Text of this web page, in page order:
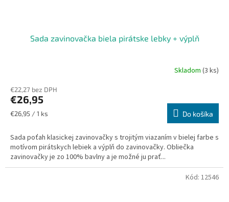
Sada zavinovačka biela pirátske lebky + výplň
Skladom (3 ks)
€22,27 bez DPH
€26,95
Jednotková
€26,95 / 1 ks Do košíka
Sada poťah klasickej zavinovačky s trojitým viazaním v bielej farbe s
motívom pirátskych lebiek a výplň do zavinovačky. Obliečka
zavinovačky je zo 100% bavlny a je možné ju prať...
Kód: 12546